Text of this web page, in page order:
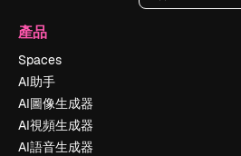
產品
Spaces
AI助手
AI圖像生成器
AI視頻生成器
AI語音生成器